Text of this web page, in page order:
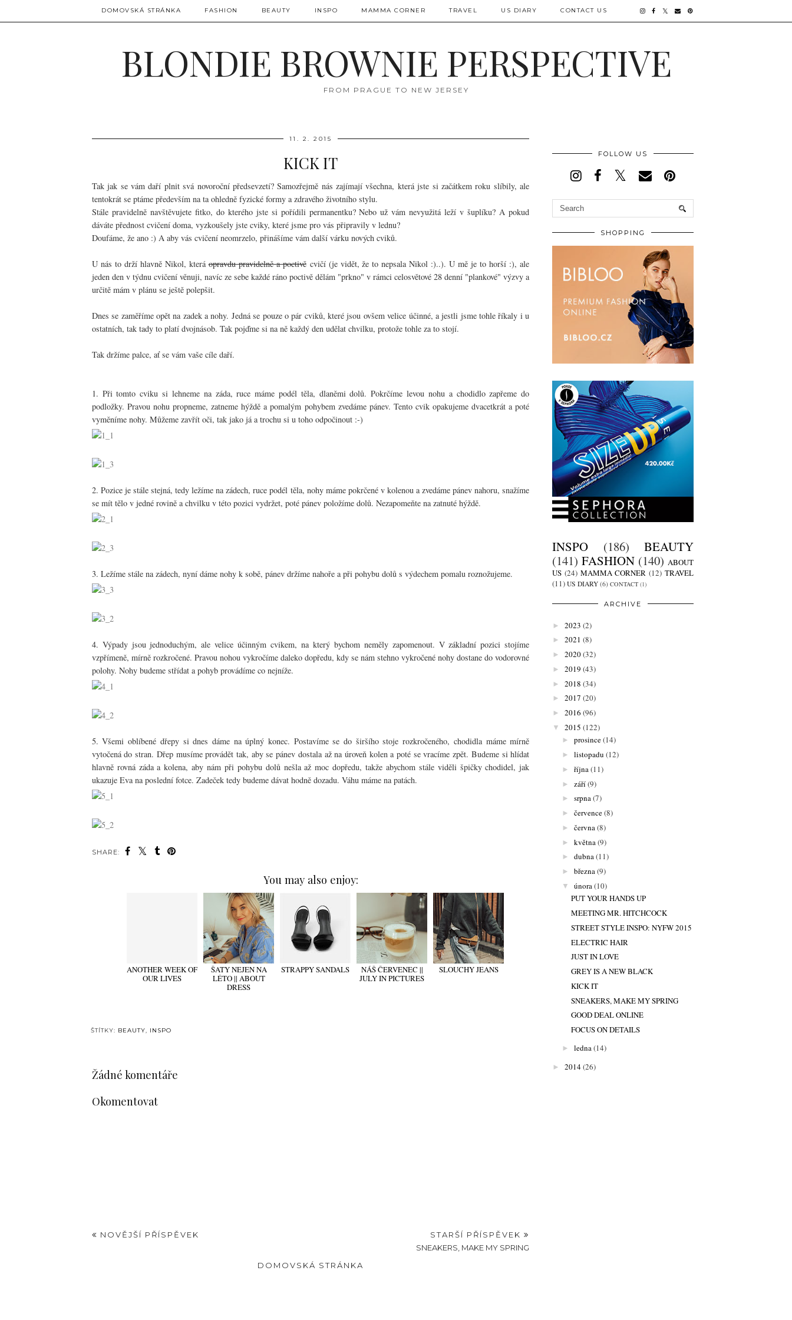
DOMOVSKÁ STRÁNKA FASHION BEAUTY INSPO MAMMA CORNER TRAVEL US DIARY CONTACT US
BLONDIE BROWNIE PERSPECTIVE
FROM PRAGUE TO NEW JERSEY
11. 2. 2015
KICK IT
Tak jak se vám daří plnit svá novoroční předsevzetí? Samozřejmě nás zajímají všechna, která jste si začátkem roku slíbily, ale
tentokrát se ptáme především na ta ohledně fyzické formy a zdravého životního stylu.
Stále pravidelně navštěvujete fitko, do kterého jste si pořídili permanentku? Nebo už vám nevyužitá leží v šuplíku? A pokud
dáváte přednost cvičení doma, vyzkoušely jste cviky, které jsme pro vás připravily v lednu?
Doufáme, že ano :) A aby vás cvičení neomrzelo, přinášíme vám další várku nových cviků.
U nás to drží hlavně Nikol, kteráopravdu pravidelně a poctivěcvičí (je vidět, že to nepsala Nikol :)..). U mě je to horší :), ale
jeden den v týdnu cvičení věnuji, navíc ze sebe každé ráno poctivě dělám "prkno" v rámci celosvětové 28 denní "plankové" výzvy a
určitě mám v plánu se ještě polepšit.
Dnes se zaměříme opět na zadek a nohy. Jedná se pouze o pár cviků, které jsou ovšem velice účinné, a jestli jsme tohle říkaly i u
ostatních, tak tady to platí dvojnásob. Tak pojďme si na ně každý den udělat chvilku, protože tohle za to stojí.
Tak držíme palce, ať se vám vaše cíle daří.
1. Při tomto cviku si lehneme na záda, ruce máme podél těla, dlaněmi dolů. Pokrčíme levou nohu a chodidlo zapřeme do
podložky. Pravou nohu propneme, zatneme hýždě a pomalým pohybem zvedáme pánev. Tento cvik opakujeme dvacetkrát a poté
vyměníme nohy. Můžeme zavřít oči, tak jako já a trochu si u toho odpočinout :-)
2. Pozice je stále stejná, tedy ležíme na zádech, ruce podél těla, nohy máme pokrčené v kolenou a zvedáme pánev nahoru, snažíme
se mít tělo v jedné rovině a chvilku v této pozici vydržet, poté pánev položíme dolů. Nezapomeňte na zatnuté hýždě.
3. Ležíme stále na zádech, nyní dáme nohy k sobě, pánev držíme nahoře a při pohybu dolů s výdechem pomalu roznožujeme.
4. Výpady jsou jednoduchým, ale velice účinným cvikem, na který bychom neměly zapomenout. V základní pozici stojíme
vzpřímeně, mírně rozkročené. Pravou nohou vykročíme daleko dopředu, kdy se nám stehno vykročené nohy dostane do vodorovné
polohy. Nohy budeme střídat a pohyb provádíme co nejníže.
5. Všemi oblíbené dřepy si dnes dáme na úplný konec. Postavíme se do širšího stoje rozkročeného, chodidla máme mírně
vytočená do stran. Dřep musíme provádět tak, aby se pánev dostala až na úroveň kolen a poté se vracíme zpět. Budeme si hlídat
hlavně rovná záda a kolena, aby nám při pohybu dolů nešla až moc dopředu, takže abychom stále viděli špičky chodidel, jak
ukazuje Eva na poslední fotce. Zadeček tedy budeme dávat hodně dozadu. Váhu máme na patách.
SHARE:
You may also enjoy:
ANOTHER WEEK OF
OUR LIVES
ŠATY NEJEN NA
LÉTO || ABOUT
DRESS
STRAPPY SANDALS
NÁŠ ČERVENEC ||
JULY IN PICTURES
SLOUCHY JEANS
ŠTÍTKY: BEAUTY, INSPO
Žádné komentáře
Okomentovat
NOVĚJŠÍ PŘÍSPĚVEK
STARŠÍ PŘÍSPĚVEK
SNEAKERS, MAKE MY SPRING
DOMOVSKÁ STRÁNKA
FOLLOW US
SHOPPING
INSPO (186)
BEAUTY
(141) FASHION (140) ABOUT
US (24) MAMMA CORNER (12) TRAVEL
(11) US DIARY (6) CONTACT (1)
ARCHIVE
► 2023 (2)
► 2021 (8)
► 2020(32)
► 2019 (43)
► 2018 (34)
► 2017 (20)
► 2016 (96)
▼ 2015 (122)
► prosince(14)
► listopadu (12)
► října(11)
► září(9)
► srpna(7)
► července(8)
► června(8)
► května(9)
► dubna(11)
► března(9)
▼ února(10)
PUT YOUR HANDS UP
MEETING MR. HITCHCOCK
STREET STYLE INSPO: NYFW 2015
ELECTRIC HAIR
JUST IN LOVE
GREY IS A NEW BLACK
KICK IT
SNEAKERS, MAKE MY SPRING
GOOD DEAL ONLINE
FOCUS ON DETAILS
► ledna(14)
► 2014(26)